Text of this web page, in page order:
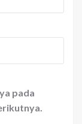
pada